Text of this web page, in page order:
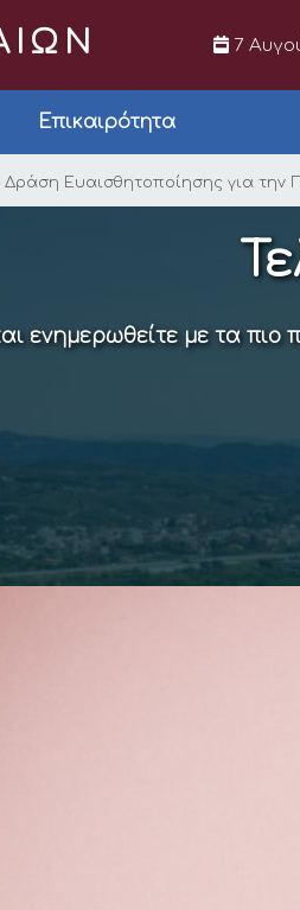
7
Επικαιρότητα
Ευαισθητοποίησης για την
ενημερωθείτε με τα